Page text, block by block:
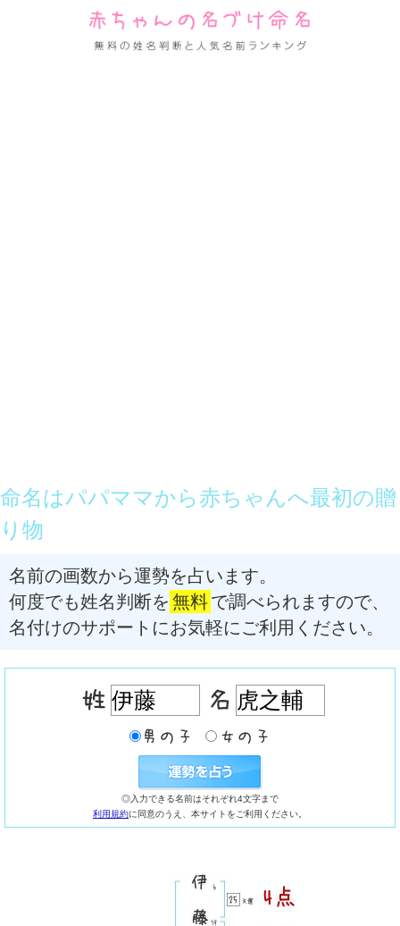
命名はパパママから赤ちゃんへ最初の贈
り物
名前の画数から運勢を占います。
何度でも姓名判断を 無料で調べられますので、
名付けのサポートにお気軽にご利用ください。
◎入力できる名前はそれぞれ4文字まで
利用規約に同意のうえ、本サイトをご利用ください。